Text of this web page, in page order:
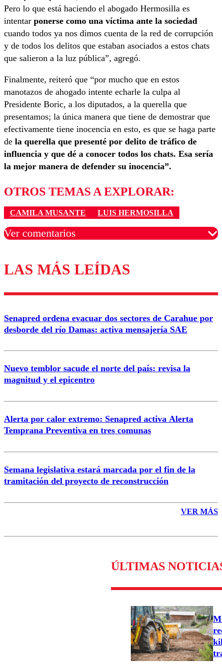
Pero lo que está haciendo el abogado Hermosilla es
intentar ponerse como una víctima ante la sociedad
cuando todos ya nos dimos cuenta de la red de corrupción
y de todos los delitos que estaban asociados a estos chats
que salieron a la luz pública”, agregó.
Finalmente, reiteró que “por mucho que en estos
manotazos de ahogado intente echarle la culpa al
Presidente Boric, a los diputados, a la querella que
presentamos; la única manera que tiene de demostrar que
efectivamente tiene inocencia en esto, es que se haga parte
de la querella que presenté por delito de tráfico de
influencia y que dé a conocer todos los chats. Esa sería
la mejor manera de defender su inocencia”.
OTROS TEMAS A EXPLORAR:
CAMILA MUSANTE LUIS HERMOSILLA
Ver comentarios
Los comentarios son moderados para garantizar un
diálogo respetuoso.
Correo
LAS MÁS LEÍDAS
Senapred ordena evacuar dos sectores de Carahue por
desborde del río Damas: activa mensajería SAE
Nuevo temblor sacude el norte del país: revisa la
magnitud y el epicentro
Alerta por calor extremo: Senapred activa Alerta
Temprana Preventiva en tres comunas
Semana legislativa estará marcada por el fin de la
tramitación del proyecto de reconstrucción
VER MÁS
ÚLTIMAS